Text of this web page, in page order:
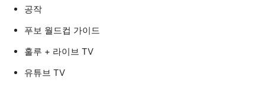
공작
푸보 월드컵 가이드
훌루 + 라이브 TV
유튜브 TV